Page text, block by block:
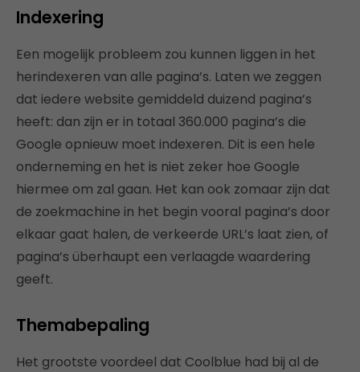
Indexering
Een mogelijk probleem zou kunnen liggen in het
herindexeren van alle pagina’s. Laten we zeggen
dat iedere website gemiddeld duizend pagina’s
heeft: dan zijn er in totaal 360.000 pagina’s die
Google opnieuw moet indexeren. Dit is een hele
onderneming en het is niet zeker hoe Google
hiermee om zal gaan. Het kan ook zomaar zijn dat
de zoekmachine in het begin vooral pagina’s door
elkaar gaat halen, de verkeerde URL’s laat zien, of
pagina’s überhaupt een verlaagde waardering
geeft.
Themabepaling
Het grootste voordeel dat Coolblue had bij al de